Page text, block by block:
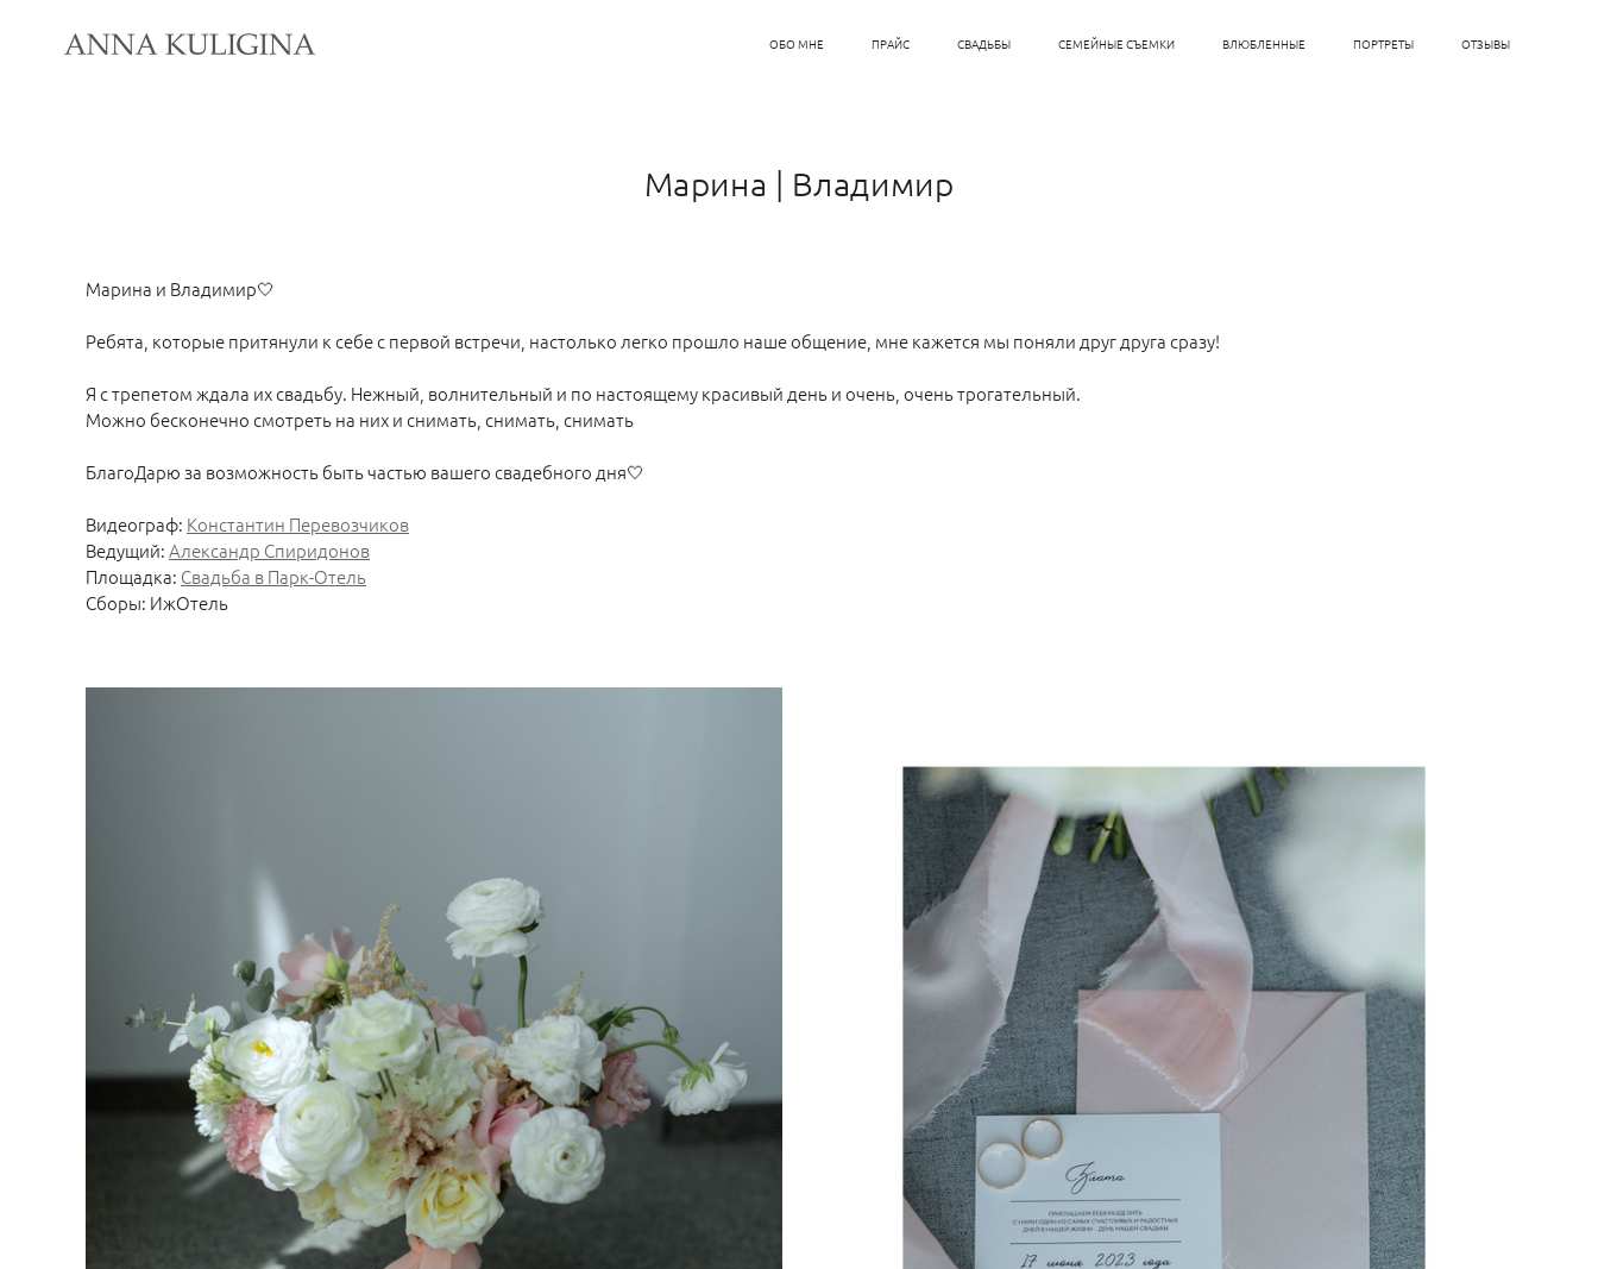
ОБО МНЕ ПРАЙС СВАДЬБЫ СЕМЕЙНЫЕ СЪЕМКИ ВЛЮБЛЕННЫЕ ПОРТРЕТЫ ОТЗЫВЫ
Марина | Владимир
Марина и Владимир🤍
Ребята, которые притянули к себе с первой встречи, настолько легко прошло наше общение, мне кажется мы поняли друг друга сразу!
Я с трепетом ждала их свадьбу. Нежный, волнительный и по настоящему красивый день и очень, очень трогательный.
Можно бесконечно смотреть на них и снимать, снимать, снимать
БлагоДарю за возможность быть частью вашего свадебного дня🤍
Видеограф: Константин Перевозчиков
Ведущий:Александр Спиридонов
Площадка: Свадьба в Парк-Отель
Сборы: ИжОтель